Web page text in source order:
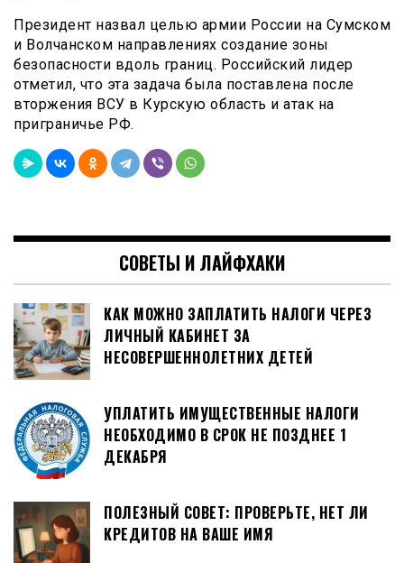
Президент назвал целью армии России на Сумском
и Волчанском направлениях создание зоны
безопасности вдоль границ. Российский лидер
отметил, что эта задача была поставлена после
вторжения ВСУ в Курскую область и атак на
приграничье РФ.
СОВЕТЫ И ЛАЙФХАКИ
КАК МОЖНО ЗАПЛАТИТЬ НАЛОГИ ЧЕРЕЗ
ЛИЧНЫЙ КАБИНЕТ ЗА
НЕСОВЕРШЕННОЛЕТНИХ ДЕТЕЙ
УПЛАТИТЬ ИМУЩЕСТВЕННЫЕ НАЛОГИ
НЕОБХОДИМО В СРОК НЕ ПОЗДНЕЕ 1
ДЕКАБРЯ
ПОЛЕЗНЫЙ СОВЕТ: ПРОВЕРЬТЕ, НЕТ ЛИ
КРЕДИТОВ НА ВАШЕ ИМЯ